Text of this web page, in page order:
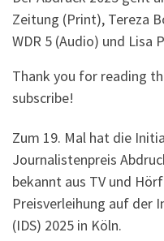
Zeitung (Print), Tereza
WDR 5 (Audio) und Lisa
Thank you for reading
subscribe!
Zum 19. Mal hat die
Journalistenpreis
bekannt aus TV und
Preisverleihung auf der
(IDS) 2025 in Köln.